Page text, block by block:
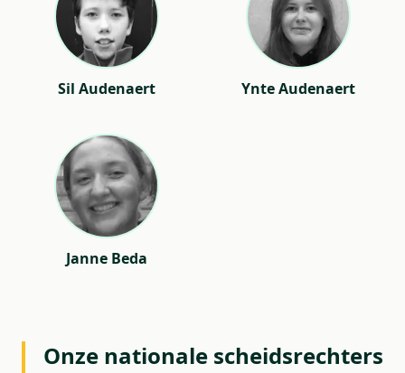
Sil Audenaert Ynte Audenaert
Janne Beda
Onze nationale scheidsrechters